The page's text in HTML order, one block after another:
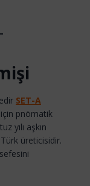
SET-A
pnömatik
yılı aşkın
üreticisidir.